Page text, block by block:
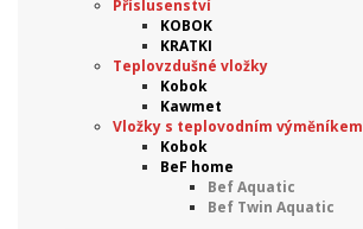
Příslusenství
KOBOK
KRATKI
Teplovzdušné vložky
Kobok
Kawmet
Vložky s teplovodním výměníkem
Kobok
BeF home
Bef Aquatic
Bef Twin Aquatic